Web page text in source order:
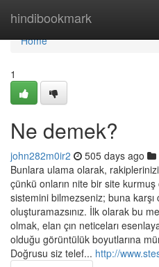
hindibookmark
Home
Home
1
Ne demek?
john282m0ir2 505 days ago
Bunlara ulama olarak,
çünkü onların nite bir site kurmuş
sistemini bilmezseniz; buna karşı
oluşturamazsınız. İlk olarak bu
olmak, elan çın neticeları
olduğu görüntülük boyutlarına
Doğrusu siz telef... http://